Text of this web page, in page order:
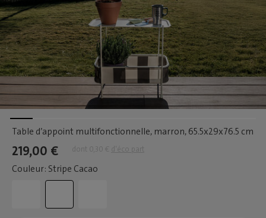
Table d’appoint multifonctionnelle, marron, 65.5x29x76.5 cm
219,00 € dont 0,30 € d'éco part
Couleur: Stripe Cacao